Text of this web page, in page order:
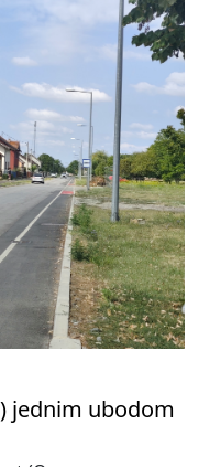
jednim ubodom